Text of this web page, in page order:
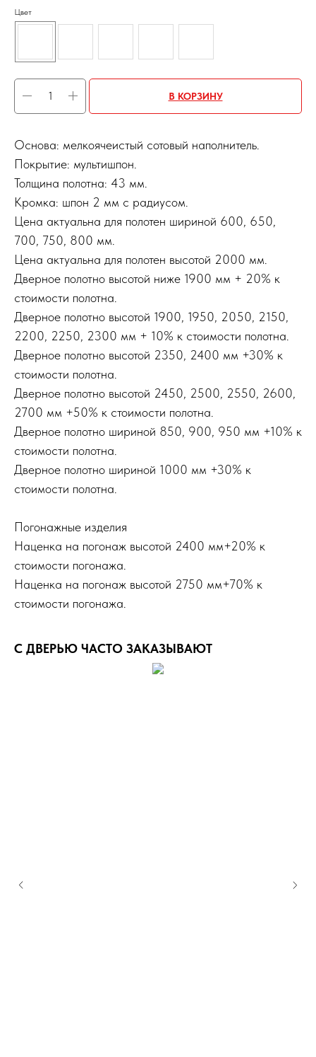
Цвет
В КОРЗИНУ
Основа: мелкоячеистый сотовый наполнитель.
Покрытие: мультишпон.
Толщина полотна: 43 мм.
Кромка: шпон 2 мм с радиусом.
Цена актуальна для полотен шириной 600, 650,
700, 750, 800 мм.
Цена актуальна для полотен высотой 2000 мм.
Дверное полотно высотой ниже 1900 мм + 20% к
стоимости полотна.
Дверное полотно высотой 1900, 1950, 2050, 2150,
2200, 2250, 2300 мм + 10% к стоимости полотна.
Дверное полотно высотой 2350, 2400 мм +30% к
стоимости полотна.
Дверное полотно высотой 2450, 2500, 2550, 2600,
2700 мм +50% к стоимости полотна.
Дверное полотно шириной 850, 900, 950 мм +10% к
стоимости полотна.
Дверное полотно шириной 1000 мм +30% к
стоимости полотна.
Погонажные изделия
Наценка на погонаж высотой 2400 мм+20% к
стоимости погонажа.
Наценка на погонаж высотой 2750 мм+70% к
стоимости погонажа.
С ДВЕРЬЮ ЧАСТО ЗАКАЗЫВАЮТ